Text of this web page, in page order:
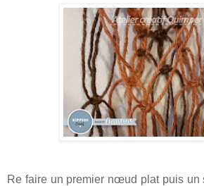
Re faire un premier nœud plat puis un